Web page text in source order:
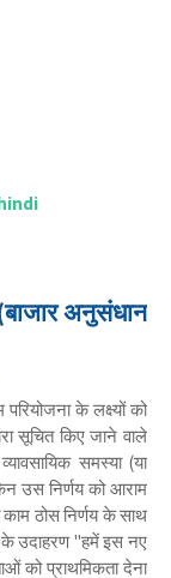
अनुसंधान
के लक्ष्यों को
सूचित किए जाने वाले
समस्या (या
उस निर्णय को आराम
ठोस निर्णय के साथ
के उदाहरण "हमें इस नए
को प्राथमिकता देना